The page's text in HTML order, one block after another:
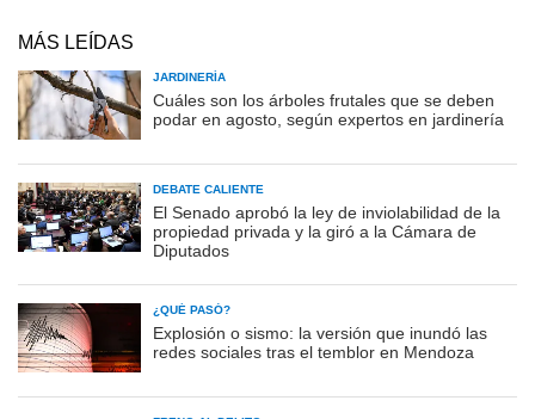
MÁS LEÍDAS
JARDINERÍA
Cuáles son los árboles frutales que se deben
podar en agosto, según expertos en jardinería
DEBATE CALIENTE
El Senado aprobó la ley de inviolabilidad de la
propiedad privada y la giró a la Cámara de
Diputados
¿QUÉ PASÓ?
Explosión o sismo: la versión que inundó las
redes sociales tras el temblor en Mendoza